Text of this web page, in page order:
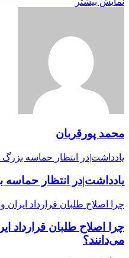
محمد پورقربان
یادداشت|در انتظار حماسه بزرگ
یادداشت|در انتظار حماسه
چرا اصلاح طلبان قرارداد
چرا اصلاح طلبان قرارداد
می‌دانند؟